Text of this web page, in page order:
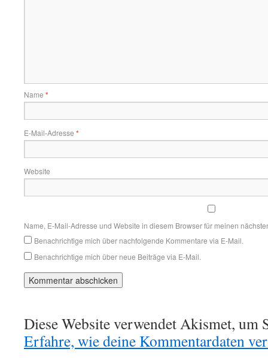
Name *
E-Mail-Adresse *
Website
Name, E-Mail-Adresse und Website in diesem Browser für meinen
Benachrichtige mich über nachfolgende Kommentare via E-Mail.
Benachrichtige mich über neue Beiträge via E-Mail.
Diese Website verwendet Akismet, um
Erfahre, wie deine Kommentardaten